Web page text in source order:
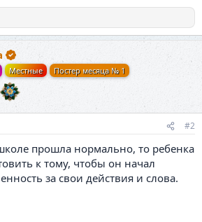
Местные Постер месяца № 1
#2
прошла нормально, то ребенка
к тому, чтобы он начал
за свои действия и слова.